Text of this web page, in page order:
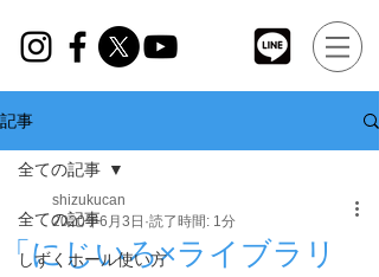
記事
全ての記事
しずくホール使い方
全ての記事
「にじいろ×ライブラリ
shizukucan
2020年6月3日 読了時間: 1分